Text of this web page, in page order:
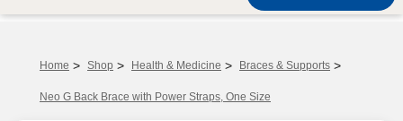
Home > Shop > Health & Medicine > Braces & Supports >
Neo G Back Brace with Power Straps, One Size